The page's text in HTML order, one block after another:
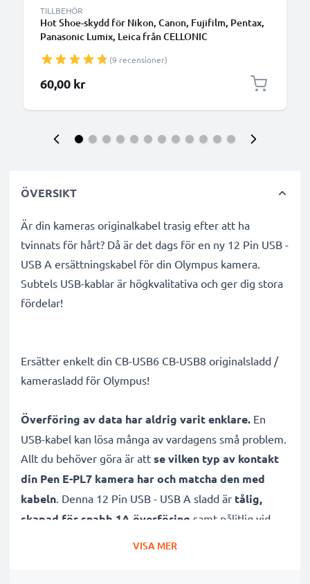
TILLBEHÖR
Hot Shoe-skydd för Nikon, Canon, Fujifilm, Pentax,
Panasonic Lumix, Leica från CELLONIC
(9 recensioner)
60,00 kr
ÖVERSIKT
Är din kameras originalkabel trasig efter att ha
tvinnats för hårt? Då är det dags för en ny 12 Pin USB -
USB A ersättningskabel för din Olympus kamera.
Subtels USB-kablar är högkvalitativa och ger dig stora
fördelar!
Ersätter enkelt din CB-USB6 CB-USB8 originalsladd /
kamerasladd för Olympus!
Överföring av data har aldrig varit enklare. En
USB-kabel kan lösa många av vardagens små problem.
Allt du behöver göra är att se vilken typ av kontakt
din Pen E-PL7 kamera har och matcha den med
kabeln. Denna 12 Pin USB - USB A sladd är tålig,
skapad för snabb 1A överföring samt pålitlig vid
VISA MER